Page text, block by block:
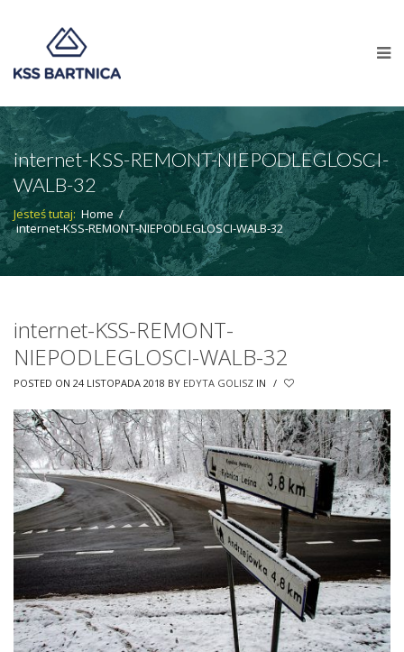
internet-KSS-REMONT-NIEPODLEGLOSCI-
WALB-32
Jesteś tutaj: Home /
internet-KSS-REMONT-NIEPODLEGLOSCI-WALB-32
internet-KSS-REMONT-
NIEPODLEGLOSCI-WALB-32
POSTED ON 24 LISTOPADA 2018 BY EDYTA GOLISZ IN /